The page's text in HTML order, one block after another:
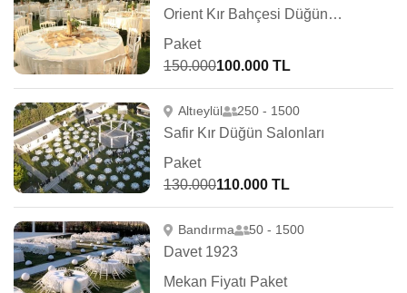
Orient Kır Bahçesi Düğün Salonları
Paket
150.000100.000 TL
Altıeylül 250 - 1500
Safir Kır Düğün Salonları
Paket
130.000110.000 TL
Bandırma 50 - 1500
Davet 1923
Mekan Fiyatı Paket